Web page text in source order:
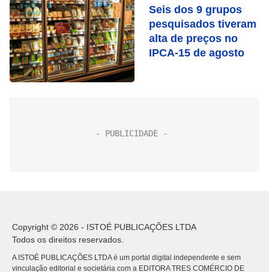
Seis dos 9 grupos
pesquisados tiveram
alta de preços no
IPCA-15 de agosto
Copyright © 2026 - ISTOÉ PUBLICAÇÕES LTDA
Todos os direitos reservados.
A ISTOÉ PUBLICAÇÕES LTDA é um portal digital independente e sem
vinculação editorial e societária com a EDITORA TRES COMÉRCIO DE